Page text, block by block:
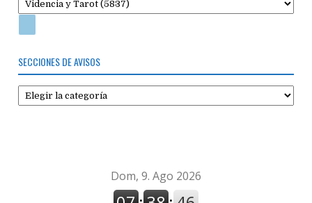
SECCIONES DE AVISOS
Secciones
de